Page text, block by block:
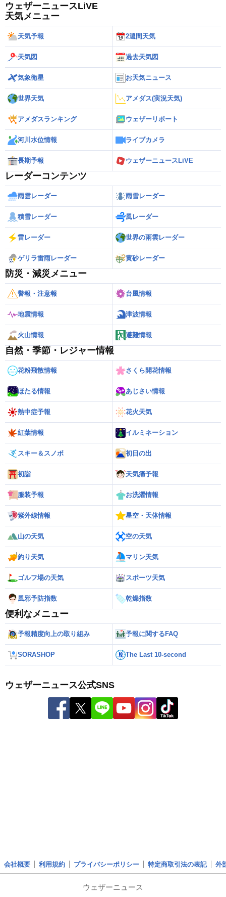
ウェザーニュースLiVE
天気メニュー
天気予報 2週間天気
天気図 過去天気図
気象衛星 お天気ニュース
世界天気 アメダス(実況天気)
アメダスランキング ウェザーリポート
河川水位情報 ライブカメラ
長期予報 ウェザーニュースLiVE
レーダーコンテンツ
雨雲レーダー 雨雪レーダー
積雪レーダー 風レーダー
雷レーダー 世界の雨雲レーダー
ゲリラ雷雨レーダー 黄砂レーダー
防災・減災メニュー
警報・注意報 台風情報
地震情報 津波情報
火山情報 避難情報
自然・季節・レジャー情報
花粉飛散情報 さくら開花情報
ほたる情報 あじさい情報
熱中症予報 花火天気
紅葉情報 イルミネーション
スキー＆スノボ 初日の出
初詣 天気痛予報
服装予報 お洗濯情報
紫外線情報 星空・天体情報
山の天気 空の天気
釣り天気 マリン天気
ゴルフ場の天気 スポーツ天気
風邪予防指数 乾燥指数
便利なメニュー
予報精度向上の取り組み 予報に関するFAQ
SORASHOP The Last 10-second
ウェザーニュース公式SNS
会社概要 利用規約 プライバシーポリシー 特定商取引法の表記 外
ウェザーニュース